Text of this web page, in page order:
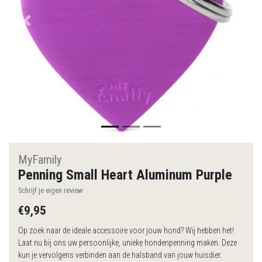
Vorige
MyFamily
Penning Small Heart Aluminum Purple
Schrijf je eigen review
€9,95
Op zoek naar de ideale accessoire voor jouw hond? Wij hebben het!
Laat nu bij ons uw persoonlijke, unieke hondenpenning maken. Deze
kun je vervolgens verbinden aan de halsband van jouw huisdier.